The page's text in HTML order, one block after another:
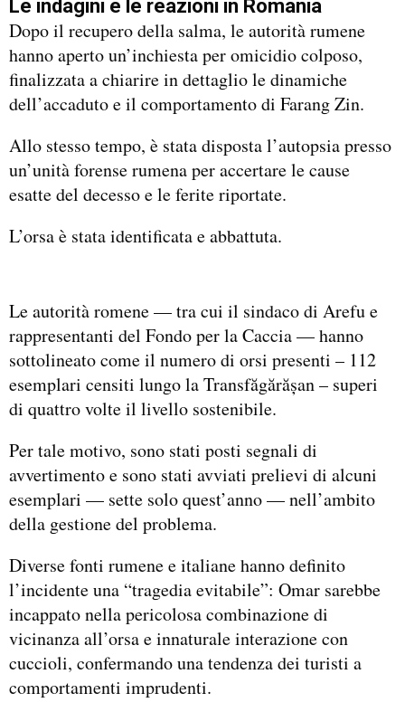
Le indagini e le reazioni in Romania
Dopo il recupero della salma, le autorità rumene
hanno aperto un’inchiesta per omicidio colposo,
finalizzata a chiarire in dettaglio le dinamiche
dell’accaduto e il comportamento di Farang Zin.
Allo stesso tempo, è stata disposta l’autopsia presso
un’unità forense rumena per accertare le cause
esatte del decesso e le ferite riportate.
L’orsa è stata identificata e abbattuta.
Le autorità romene — tra cui il sindaco di Arefu e
rappresentanti del Fondo per la Caccia — hanno
sottolineato come il numero di orsi presenti – 112
esemplari censiti lungo la Transfăgărășan – superi
di quattro volte il livello sostenibile.
Per tale motivo, sono stati posti segnali di
avvertimento e sono stati avviati prelievi di alcuni
esemplari — sette solo quest’anno — nell’ambito
della gestione del problema.
Diverse fonti rumene e italiane hanno definito
l’incidente una “tragedia evitabile”: Omar sarebbe
incappato nella pericolosa combinazione di
vicinanza all’orsa e innaturale interazione con
cuccioli, confermando una tendenza dei turisti a
comportamenti imprudenti.